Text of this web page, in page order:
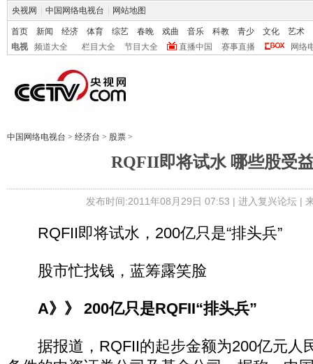
央视网 中国网络电视台 网站地图
首页 新闻 经济 体育 综艺 春晚 戏曲 音乐 科教 青少 文化
艺术
电视
频道大全 栏目大全 节目大全 直播中国 赛事直播 网络
中国网络电视台 > 经济台 > 股票 >
RQFII即将试水 哪些股受
发布时间:2011年08月29日 07:53 | 进入复兴论坛|
RQFII即将试水，200亿只是“排头兵”
股市忙找钱，蓝筹露笑脸
A》》 200亿只是RQFII“排头兵”
据报道，RQFII的起步金额为200亿元人